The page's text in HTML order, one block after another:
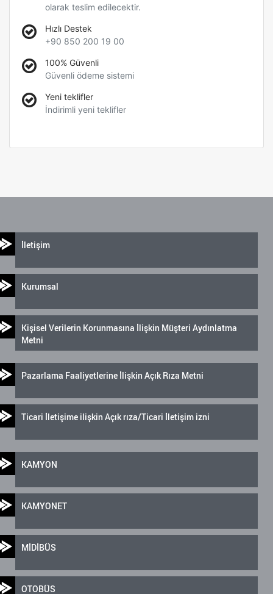
olarak teslim edilecektir.
Hızlı Destek
+90 850 200 19 00
100% Güvenli
Güvenli ödeme sistemi
Yeni teklifler
İndirimli yeni teklifler
İletişim
Kurumsal
Kişisel Verilerin Korunmasına İlişkin Müşteri Aydınlatma
Metni
Pazarlama Faaliyetlerine İlişkin Açık Rıza Metni
Ticari İletişime ilişkin Açık rıza/Ticari İletişim izni
KAMYON
KAMYONET
MİDİBÜS
OTOBÜS